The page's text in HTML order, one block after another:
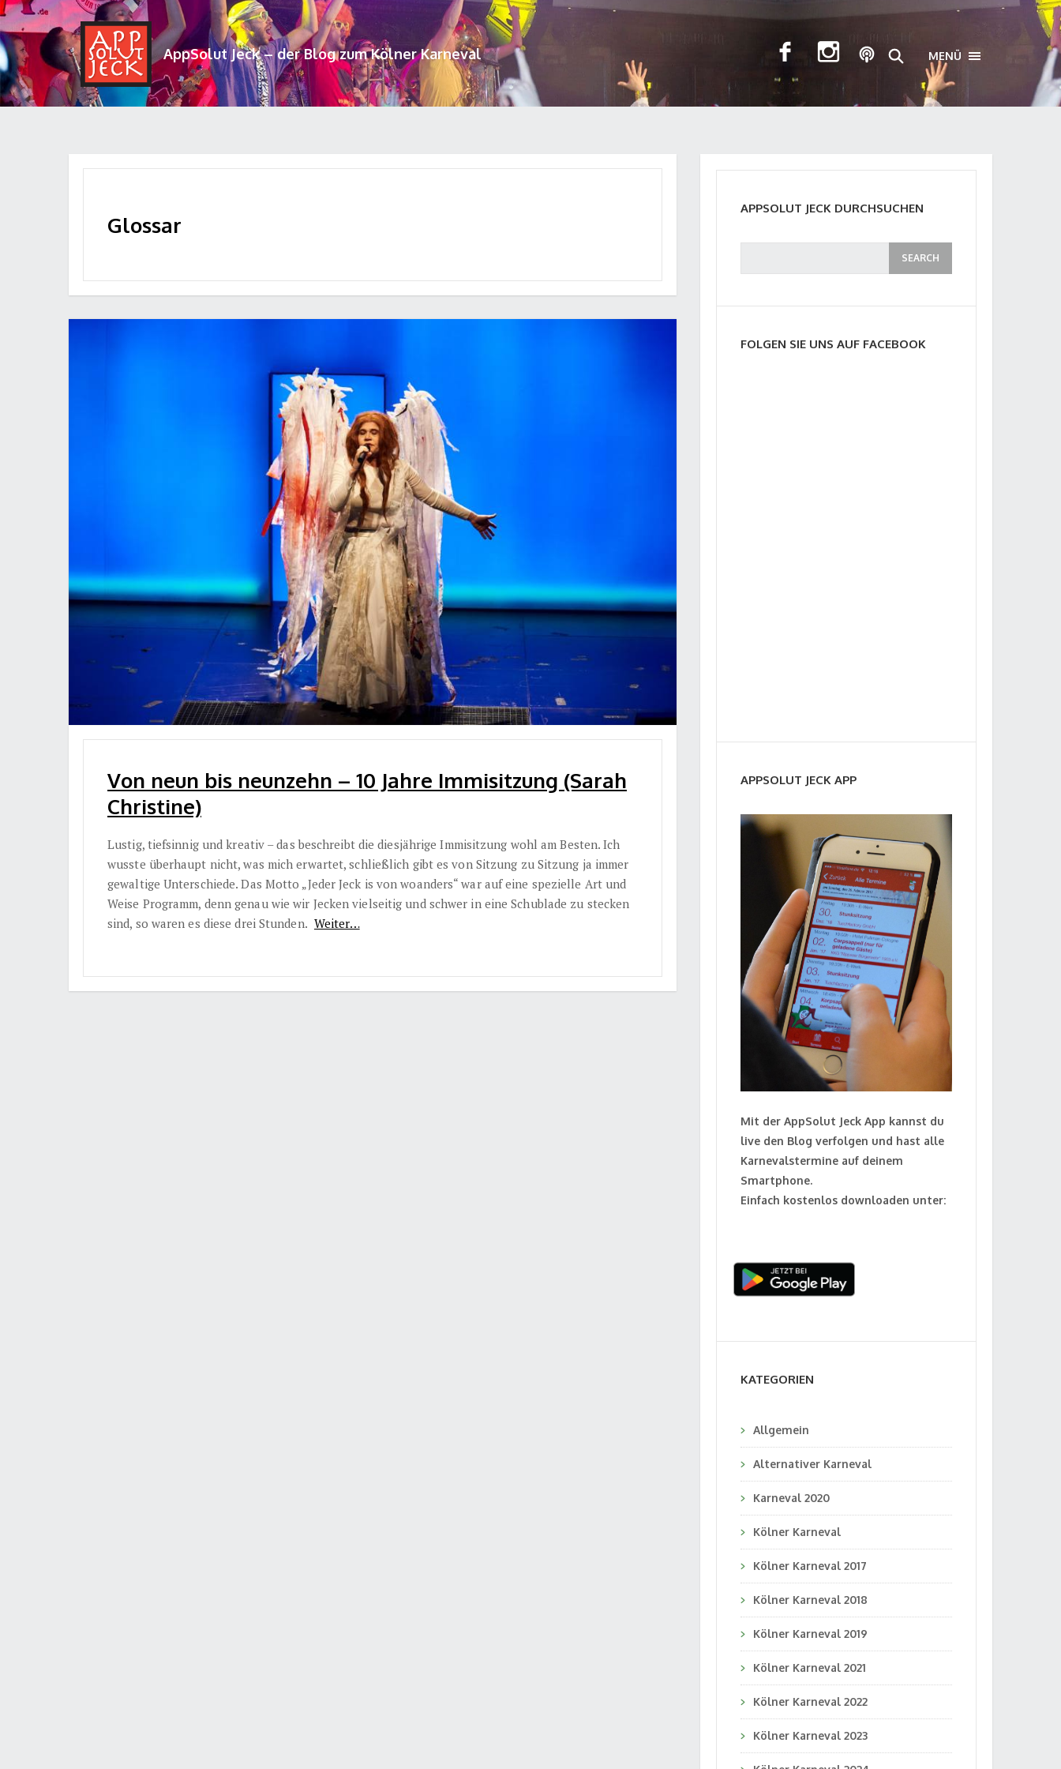
AppSolut Jeck – der Blog zum Kölner Karneval MENÜ TOGGLE
Glossar
Von neun bis neunzehn – 10 Jahre Immisitzung (Sarah
Christine)
Lustig, tiefsinnig und kreativ – das beschreibt die diesjährige Immisitzung wohl am Besten. Ich
wusste überhaupt nicht, was mich erwartet, schließlich gibt es von Sitzung zu Sitzung ja immer
gewaltige Unterschiede. Das Motto „Jeder Jeck is von woanders“ war auf eine spezielle Art und
Weise Programm, denn genau wie wir Jecken vielseitig und schwer in eine Schublade zu stecken
sind, so waren es diese drei Stunden. Weiter…
APPSOLUT JECK DURCHSUCHEN
FOLGEN SIE UNS AUF FACEBOOK
APPSOLUT JECK APP
Mit der AppSolut Jeck App kannst du
live den Blog verfolgen und hast alle
Karnevalstermine auf deinem
Smartphone.
Einfach kostenlos downloaden unter:
KATEGORIEN
Allgemein
Alternativer Karneval
Karneval 2020
Kölner Karneval
Kölner Karneval 2017
Kölner Karneval 2018
Kölner Karneval 2019
Kölner Karneval 2021
Kölner Karneval 2022
Kölner Karneval 2023